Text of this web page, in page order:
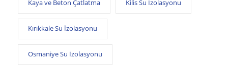
Kaya ve Beton Çatlatma Kilis Su İzolasyonu
Kırıkkale Su İzolasyonu
Osmaniye Su İzolasyonu